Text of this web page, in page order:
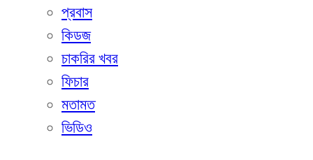
প্রবাস
কিডজ
চাকরির খবর
ফিচার
মতামত
ভিডিও